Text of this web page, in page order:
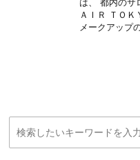
は、 都内のサ
ＡＩＲ ＴＯ
メークアップ